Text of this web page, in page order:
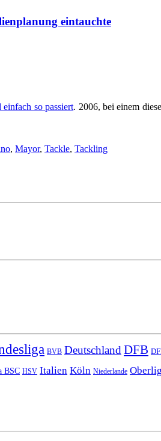
eintauchte
so passiert. 2006, bei einem
, Mayor, Tackle, Tackling
BVB Deutschland DFB
BSC HSV Italien Köln Niederlande